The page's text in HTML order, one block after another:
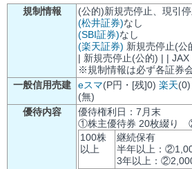
規制情報
(公的)新規売停止、現引停
(松井証券)なし
(SBI証券)なし
(楽天証券) 新規売停止(公
| 新規売停止(公的) | |
※規制情報は必ず各証券
一般信用売建
eスマ(P円・[残]0) 楽天(0)
(無)
優待内容
優待権利日：7月末
①株主優待券 20枚綴り
100株
以上
継続保有
半年以上：
3年以上：